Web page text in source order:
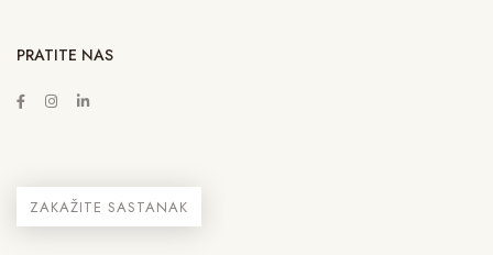
PRATITE NAS
ZAKAŽITE SASTANAK